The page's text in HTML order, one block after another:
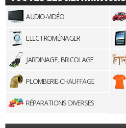
AUDIO-VIDÉO
ELECTROMÉNAGER
JARDINAGE, BRICOLAGE
PLOMBERIE-CHAUFFAGE
RÉPARATIONS DIVERSES